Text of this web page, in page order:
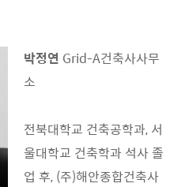
박정연 Grid-A건축사사무
소
전북대학교 건축공학과, 서
울대학교 건축학과 석사 졸
업 후, (주)해안종합건축사